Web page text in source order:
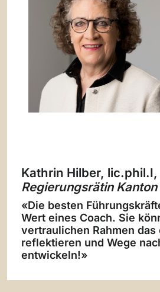
Kathrin Hilber, lic.phil.I,
Regierungsrätin Kanton
«Die besten
Wert eines Coach. Sie
vertraulichen Rahmen das
reflektieren und Wege
entwickeln!»